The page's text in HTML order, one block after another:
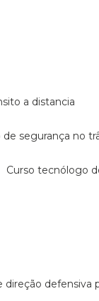
a distancia
de segurança no
curso tecnólogo
direção defensiva